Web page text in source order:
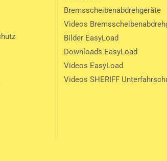
Bremsscheibenabdrehgeräte
Videos
Bilder EasyLoad
Downloads EasyLoad
Videos EasyLoad
Videos SHERIFF